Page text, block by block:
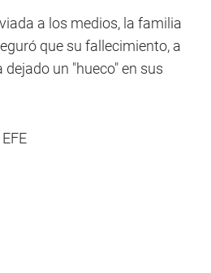
a los medios, la familia
que su fallecimiento, a
un "hueco" en sus